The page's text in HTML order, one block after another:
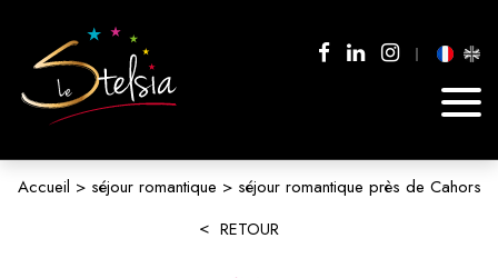
Accueil séjour romantique séjour romantique près de Cahors
RETOUR